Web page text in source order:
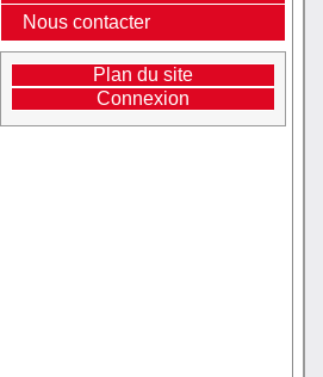
Nous contacter
Plan du site
Connexion